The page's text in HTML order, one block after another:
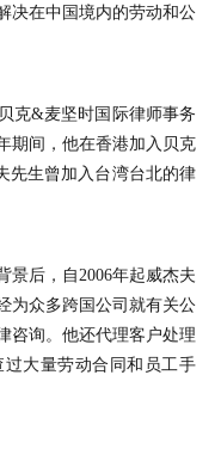
决在中国境内的劳动和公
克&麦坚时国际律师事务
期间，他在香港加入贝克
先生曾加入台湾台北的律
景后，自2006年起威杰夫
为众多跨国公司就有关公
咨询。他还代理客户处理
大量劳动合同和员工手